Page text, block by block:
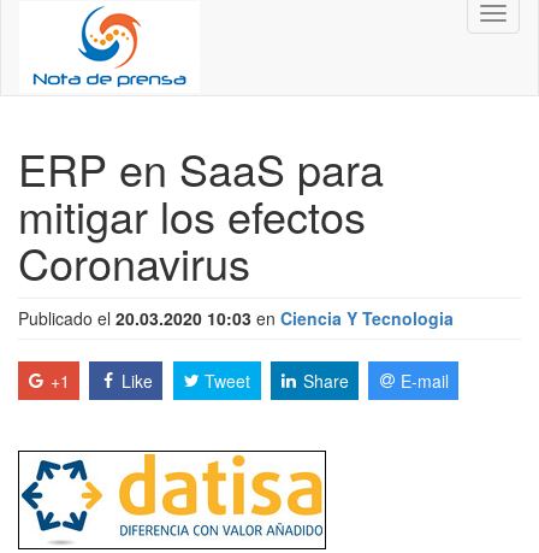
ERP en SaaS para
mitigar los efectos
Coronavirus
Publicado el 20.03.2020 10:03 en Ciencia Y Tecnologia
+1 Like Tweet Share E-mail